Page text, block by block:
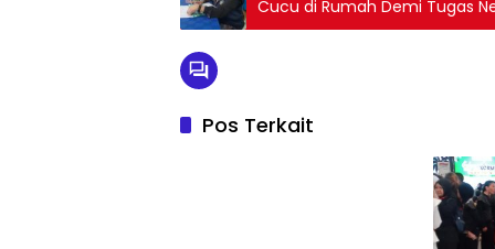
Cucu di Rumah Demi Tugas
Pos Terkait